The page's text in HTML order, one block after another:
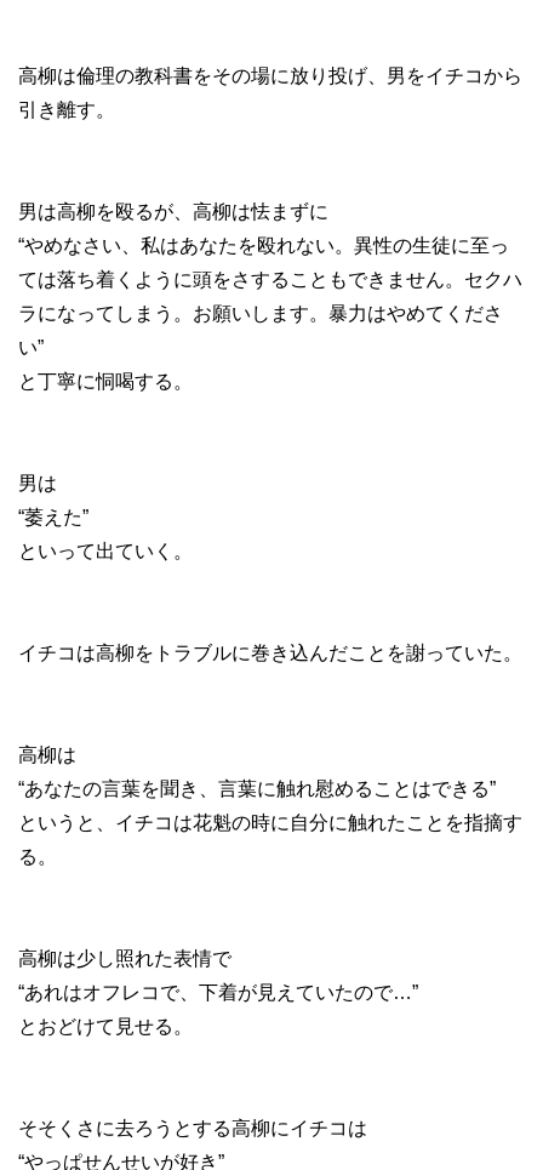
高柳は倫理の教科書をその場に放り投げ、男をイチコから
引き離す。
男は高柳を殴るが、高柳は怯まずに
“やめなさい、私はあなたを殴れない。異性の生徒に至っ
ては落ち着くように頭をさすることもできません。セクハ
ラになってしまう。お願いします。暴力はやめてくださ
い”
と丁寧に恫喝する。
男は
“萎えた”
といって出ていく。
イチコは高柳をトラブルに巻き込んだことを謝っていた。
高柳は
“あなたの言葉を聞き、言葉に触れ慰めることはできる”
というと、イチコは花魁の時に自分に触れたことを指摘す
る。
高柳は少し照れた表情で
“あれはオフレコで、下着が見えていたので…”
とおどけて見せる。
そそくさに去ろうとする高柳にイチコは
“やっぱせんせいが好き”